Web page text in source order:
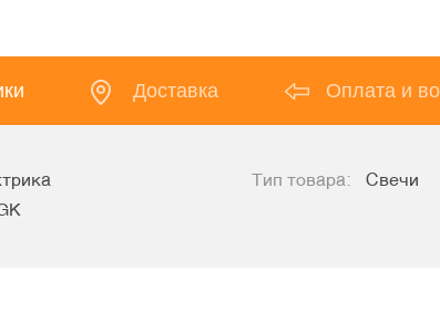
Доставка Оплата и
Тип товара: Свечи